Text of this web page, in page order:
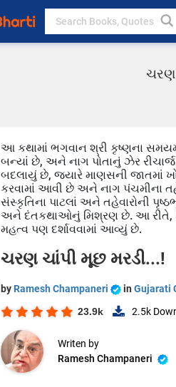
ચરણ
આ કથામાં ભગવાન શ્રી કૃષ્ણના
બન્યાં છે, અને નાગ પોતાનું ઝેર
બદલાયું છે, જ્યારે માણસની જાતમાં
કરવામાં આવી છે અને નાગ પંચમીના
સંસ્કૃતિના પાટલાં અને તહેવારોની
અને દંતકથાઓનું મિશ્રણ છે. આ રીતે,
મહત્વ પણ દર્શાવવામાં આવ્યું છે.
ચરણ ચાંપી મૂછ મરડી...!
by Ramesh Champaneri in Gujarati
23.9k 2.5k
Writen by
Ramesh Champaneri